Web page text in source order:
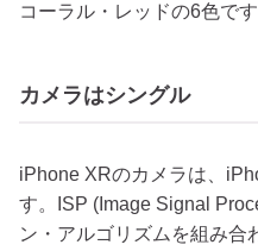
コーラル・レッドの6色です
カメラはシングル
iPhone XRのカメラは、
す。ISP (Image Signal
ン・アルゴリズムを組み合